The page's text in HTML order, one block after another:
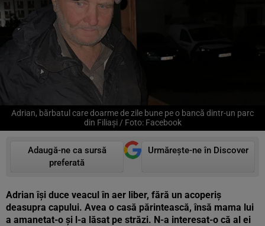
Adrian, bărbatul care doarme de zile bune pe o bancă dintr-un parc
din Filiași / Foto: Facebook
Adaugă-ne ca sursă
preferată
Urmărește-ne în Discover
Adrian își duce veacul în aer liber, fără un acoperiș
deasupra capului. Avea o casă părintească, însă mama lui
a amanetat-o și l-a lăsat pe străzi. N-a interesat-o că al ei